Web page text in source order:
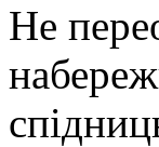
Не